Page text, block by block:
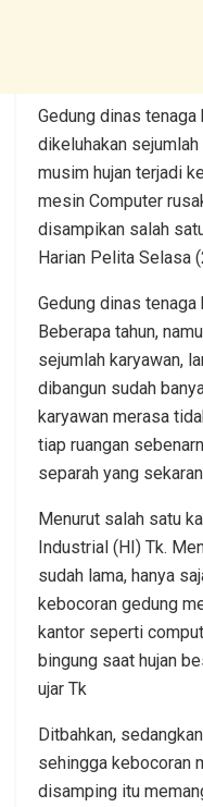
Gedung dinas
dikeluhakan
musim hujan terjadi
mesin Computer
disampikan salah
Harian Pelita Selasa
Gedung dinas tenaga
Beberapa tahun,
sejumlah karyawan,
dibangun sudah
karyawan merasa
tiap ruangan
separah yang
Menurut salah satu
Industrial (HI) Tk.
sudah lama, hanya
kebocoran gedung
kantor seperti
bingung saat hujan
ujar Tk
Ditbahkan,
sehingga kebocoran
disamping itu